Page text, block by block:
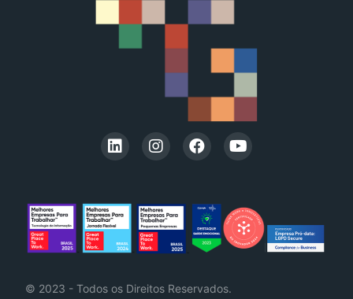
© 2023 - Todos os Direitos Reservados.